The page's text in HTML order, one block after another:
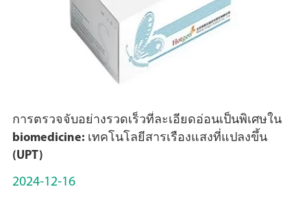
การตรวจจับอย่างรวดเร็วที่ละเอียดอ่อนเป็นพิเศษใน
biomedicine: เทคโนโลยีสารเรืองแสงที่แปลงขึ้น
(UPT)
2024-12-16